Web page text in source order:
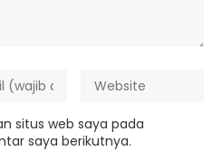
situs web saya pada
saya berikutnya.